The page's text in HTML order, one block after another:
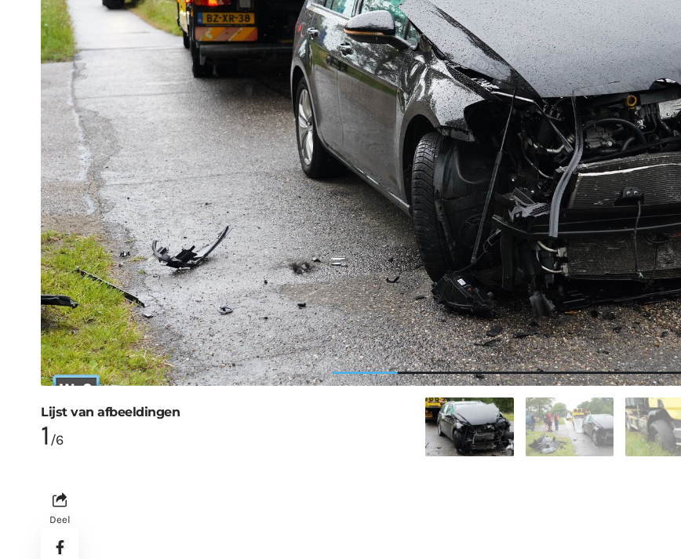
Lijst van afbeeldingen
1/6
Deel